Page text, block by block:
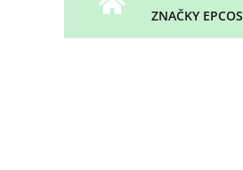
ZNAČKY EPCOS